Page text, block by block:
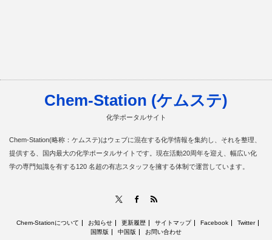
Chem-Station (ケムステ)
化学ポータルサイト
Chem-Station(略称：ケムステ)はウェブに混在する化学情報を集約し、それを整理、
提供する、国内最大の化学ポータルサイトです。現在活動20周年を迎え、幅広い化
学の専門知識を有する120 名超の有志スタッフを擁する体制で運営しています。
Facebook
Chem-Stationについて お知らせ 更新履歴 サイトマップ Facebook
Twitter
国際版
中国版 お問い合わせ